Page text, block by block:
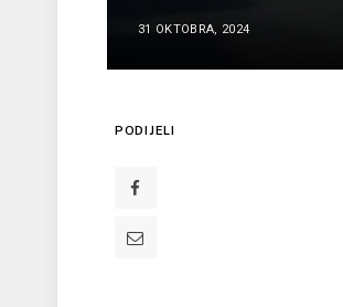
31 OKTOBRA, 2024
PODIJELI